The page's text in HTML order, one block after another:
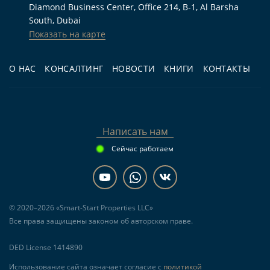
большая вилла с 4 спальнями, бассейном,
террасой и парковкой в Дубае.
покупку на этапе строительства и хочет
Для перепродажи.Инвесторам, готовым
анализировать спрос на крупноформатные
квартале 2028 года.
Частые вопросы
О НАС КОНСАЛТИНГ НОВОСТИ КНИГИ КОНТАКТЫ
Diamond Business Center, Office 214, B-1, Al Barsha
South, Dubai
Показать на карте
Написать нам
Сейчас работаем
© 2020–2026 «Smart-Start Properties LLC»
Все права защищены законом об авторском праве.
DED License 1414890
Использование сайта означает согласие с политикой